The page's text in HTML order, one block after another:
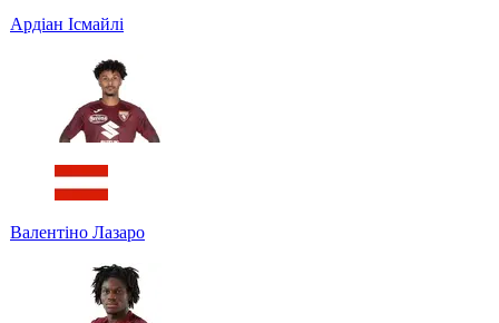
Ардіан Ісмайлі
Валентіно Лазаро